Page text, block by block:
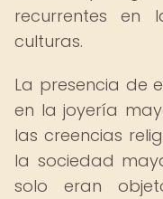
recurrentes en
culturas.
La presencia de
en la joyería
las creencias
la sociedad
solo eran